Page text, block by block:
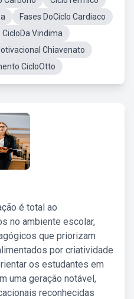
Fases DoCiclo Cardiaco
CicloDa Vindima
Chiavenato
CicloOtto
é total ao
no ambiente escolar,
que priorizam
por criatividade
os estudantes em
uma geração notável,
reconhecidas